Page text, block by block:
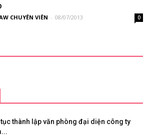
CHUYÊN VIÊN - 08/07/2013 0
thành lập văn phòng đại diện công ty